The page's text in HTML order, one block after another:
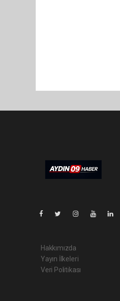
Hakkımızda
Yayın İlkeleri
Veri Politikası